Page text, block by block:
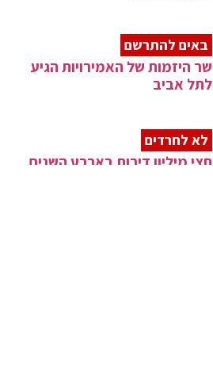
באים להתרשם
שר היזמות של האמירויות הגיע
לתל אביב
לא לחרדים
חצי מיליון דירות בארבע השנים